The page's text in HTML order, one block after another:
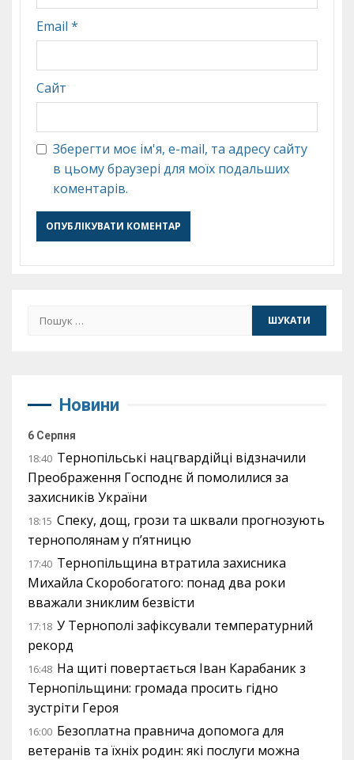
Email *
Сайт
Зберегти моє ім'я, e-mail, та адресу сайту
в цьому браузері для моїх подальших
коментарів.
Пошук:
Новини
6 Серпня
18:40 Тернопільські нацгвардійці відзначили
Преображення Господнє й помолилися за
захисників України
18:15 Спеку, дощ, грози та шквали прогнозують
тернополянам у п’ятницю
17:40 Тернопільщина втратила захисника
Михайла Скоробогатого: понад два роки
вважали зниклим безвісти
17:18 У Тернополі зафіксували температурний
рекорд
16:48 На щиті повертається Іван Карабаник з
Тернопільщини: громада просить гідно
зустріти Героя
16:00 Безоплатна правнича допомога для
ветеранів та їхніх родин: які послуги можна